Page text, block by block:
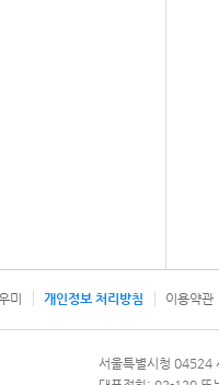
미 개인정보 처리방침 이용약관
서울특별시청 04524